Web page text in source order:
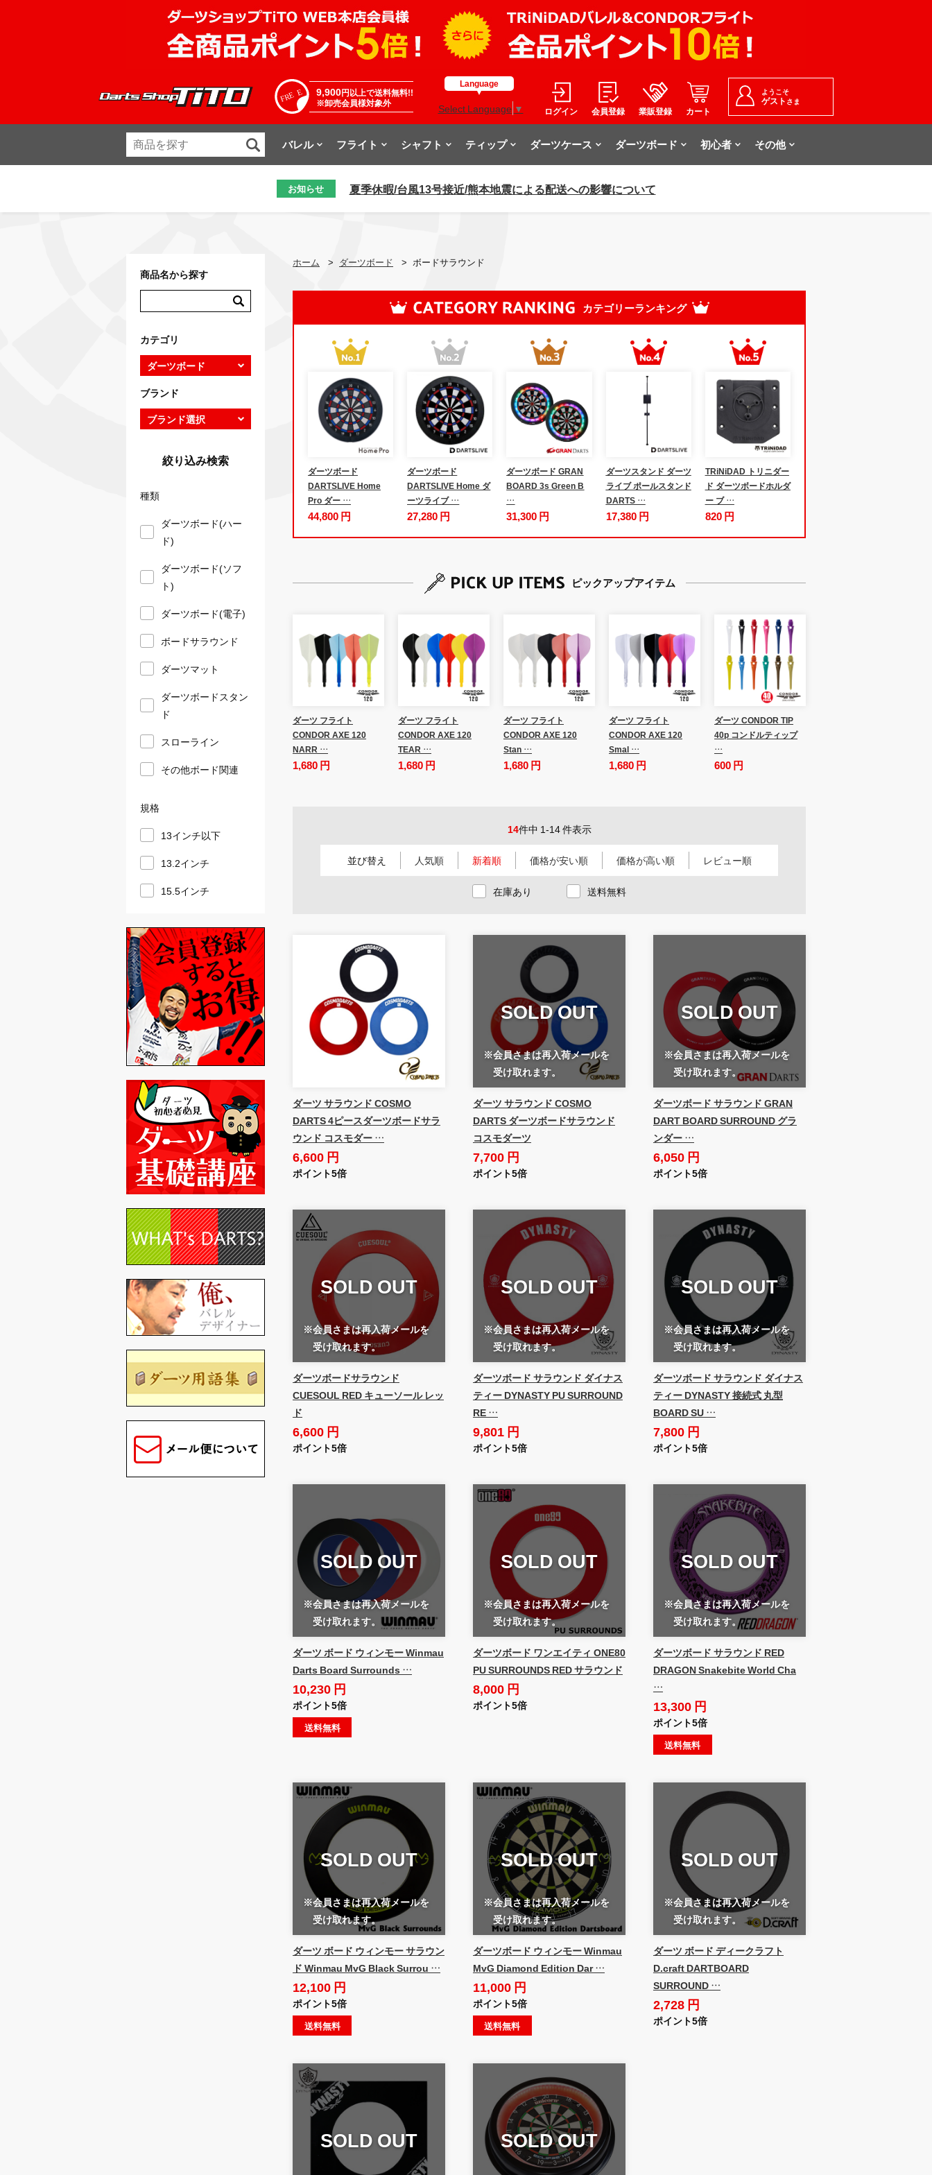
9,900円以上で送料無料!!
※卸売会員様対象外
Language
Select Language ▼ ログイン 会員登録 業販登録 カート
ようこそ
ゲスト さま
バレル フライト シャフト ティップ ダーツケース ダーツボード 初心者 その他
お知らせ 夏季休暇/台風13号接近/熊本地震による配送への影響について
ホーム > ダーツボード > ボードサラウンド
カテゴリーランキング
ダーツボード
DARTSLIVE Home
Pro ダー …
44,800 円
ダーツボード
DARTSLIVE Home ダ
ーツライブ …
27,280 円
ダーツボード GRAN
BOARD 3s Green B
…
31,300 円
ダーツスタンド ダーツ
ライブ ポールスタンド
DARTS …
17,380 円
TRiNiDAD トリニダー
ド ダーツボードホルダ
ー ブ …
820 円
ピックアップアイテム
ダーツ フライト
CONDOR AXE 120
NARR …
1,680 円
ダーツ フライト
CONDOR AXE 120
TEAR …
1,680 円
ダーツ フライト
CONDOR AXE 120
Stan …
1,680 円
ダーツ フライト
CONDOR AXE 120
Smal …
1,680 円
ダーツ CONDOR TIP
40p コンドルティップ
…
600 円
14件中 1-14 件表示
並び替え 人気順 新着順 価格が安い順 価格が高い順 レビュー順
在庫あり 送料無料
ダーツ サラウンド COSMO
DARTS 4ピースダーツボードサラ
ウンド コスモダー …
6,600 円
ポイント5倍
SOLD OUT
※会員さまは再入荷メールを
受け取れます。
ダーツ サラウンド COSMO
DARTS ダーツボードサラウンド
コスモダーツ
7,700 円
ポイント5倍
SOLD OUT
※会員さまは再入荷メールを
受け取れます。
ダーツボード サラウンド GRAN
DART BOARD SURROUND グラ
ンダー …
6,050 円
ポイント5倍
SOLD OUT
※会員さまは再入荷メールを
受け取れます。
ダーツボードサラウンド
CUESOUL RED キューソール レッ
ド
6,600 円
ポイント5倍
SOLD OUT
※会員さまは再入荷メールを
受け取れます。
ダーツボード サラウンド ダイナス
ティー DYNASTY PU SURROUND
RE …
9,801 円
ポイント5倍
SOLD OUT
※会員さまは再入荷メールを
受け取れます。
ダーツボード サラウンド ダイナス
ティー DYNASTY 接続式 丸型
BOARD SU …
7,800 円
ポイント5倍
SOLD OUT
※会員さまは再入荷メールを
受け取れます。
ダーツ ボード ウィンモー Winmau
Darts Board Surrounds …
10,230 円
ポイント5倍
送料無料
SOLD OUT
※会員さまは再入荷メールを
受け取れます。
ダーツボード ワンエイティ ONE80
PU SURROUNDS RED サラウンド
8,000 円
ポイント5倍
SOLD OUT
※会員さまは再入荷メールを
受け取れます。
ダーツボード サラウンド RED
DRAGON Snakebite World Cha
…
13,300 円
ポイント5倍
送料無料
SOLD OUT
※会員さまは再入荷メールを
受け取れます。
ダーツ ボード ウィンモー サラウン
ド Winmau MvG Black Surrou …
12,100 円
ポイント5倍
送料無料
SOLD OUT
※会員さまは再入荷メールを
受け取れます。
ダーツボード ウィンモー Winmau
MvG Diamond Edition Dar …
11,000 円
ポイント5倍
送料無料
SOLD OUT
※会員さまは再入荷メールを
受け取れます。
ダーツ ボード ディークラフト
D.craft DARTBOARD
SURROUND …
2,728 円
ポイント5倍
SOLD OUT SOLD OUT
商品名から探す
カテゴリ
ブランド
絞り込み検索
種類
ダーツボード(ハー
ド)
ダーツボード(ソフ
ト)
ダーツボード(電子)
ボードサラウンド
ダーツマット
ダーツボードスタン
ド
スローライン
その他ボード関連
規格
13インチ以下
13.2インチ
15.5インチ